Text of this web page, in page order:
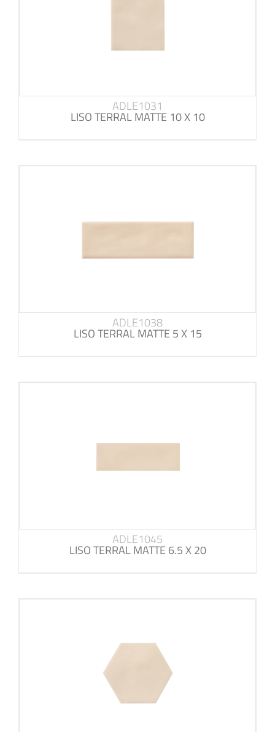
ADLE1031
LISO TERRAL MATTE 10 X 10
ADLE1038
LISO TERRAL MATTE 5 X 15
ADLE1045
LISO TERRAL MATTE 6.5 X 20